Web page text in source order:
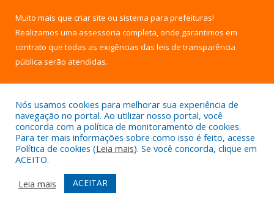
Muito mais que criar site ou sistema para prefeituras!
Realizamos uma assessoria completa, onde garantimos em
contrato que todas as exigências das leis de transparência
pública serão atendidas.
Todos os direitos reservados a Câmara Municipal de Uruará.
Mapa do Site
Acessar Área Administrativa
Acessar Webmail
Nós usamos cookies para melhorar sua experiência de
navegação no portal. Ao utilizar nosso portal, você
concorda com a política de monitoramento de cookies.
Para ter mais informações sobre como isso é feito, acesse
Política de cookies (Leia mais). Se você concorda, clique em
ACEITO.
Leia mais
ACEITAR